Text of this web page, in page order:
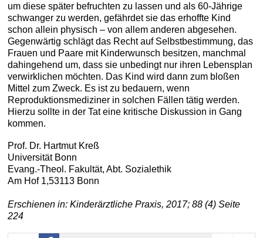
um diese später befruchten zu lassen und als 60-Jährige
schwanger zu werden, gefährdet sie das erhoffte Kind
schon allein physisch – von allem anderen abgesehen.
Gegenwärtig schlägt das Recht auf Selbstbestimmung, das
Frauen und Paare mit Kinderwunsch besitzen, manchmal
dahingehend um, dass sie unbedingt nur ihren Lebensplan
verwirklichen möchten. Das Kind wird dann zum bloßen
Mittel zum Zweck. Es ist zu bedauern, wenn
Reproduktionsmediziner in solchen Fällen tätig werden.
Hierzu sollte in der Tat eine kritische Diskussion in Gang
kommen.
Prof. Dr. Hartmut Kreß
Universität Bonn
Evang.-Theol. Fakultät, Abt. Sozialethik
Am Hof 1,53113 Bonn
Erschienen in: Kinderärztliche Praxis, 2017; 88 (4) Seite
224